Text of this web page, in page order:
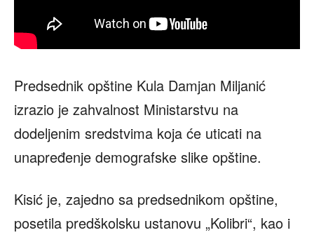
Predsednik opštine Kula Damjan Miljanić
izrazio je zahvalnost Ministarstvu na
dodeljenim sredstvima koja će uticati na
unapređenje demografske slike opštine.
Kisić je, zajedno sa predsednikom opštine,
posetila predškolsku ustanovu „Kolibri“, kao i